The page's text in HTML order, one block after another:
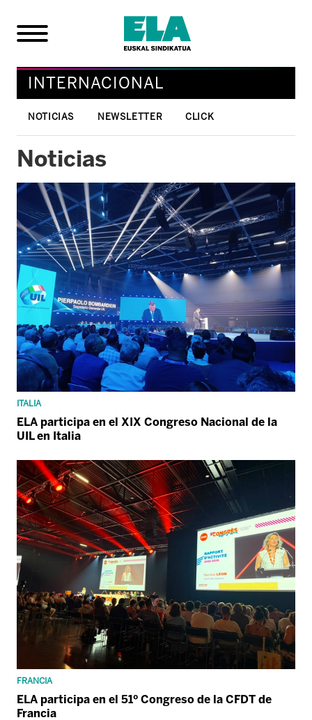
INTERNACIONAL
NOTICIAS NEWSLETTER CLICK
Noticias
ITALIA
ELA participa en el XIX Congreso Nacional de la
UIL en Italia
FRANCIA
ELA participa en el 51º Congreso de la CFDT de
Francia